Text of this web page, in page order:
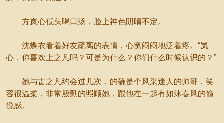
方岚心低头喝口汤，脸上神色阴晴不定。
沈蝶衣看着好友疏离的表情，心窝闷闷地泛着疼。“岚
心，你喜欢上之凡吗？可是为什么？你们什么时候认识的？”
她与雷之凡约会过几次，的确是个风采迷人的帅哥，笑
容很温柔，非常殷勤的照顾她，跟他在一起有如沐春风的愉
悦感。